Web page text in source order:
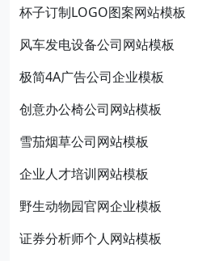
杯子订制LOGO图案网站模板
风车发电设备公司网站模板
极简4A广告公司企业模板
创意办公椅公司网站模板
雪茄烟草公司网站模板
企业人才培训网站模板
野生动物园官网企业模板
证券分析师个人网站模板